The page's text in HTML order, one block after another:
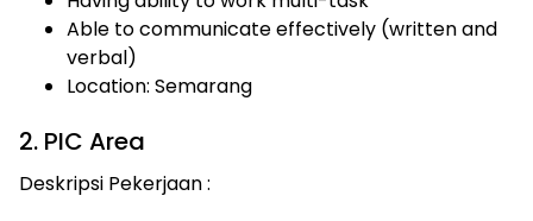
Able to communicate effectively (written and
verbal)
Location: Semarang
2. PIC Area
Deskripsi Pekerjaan :